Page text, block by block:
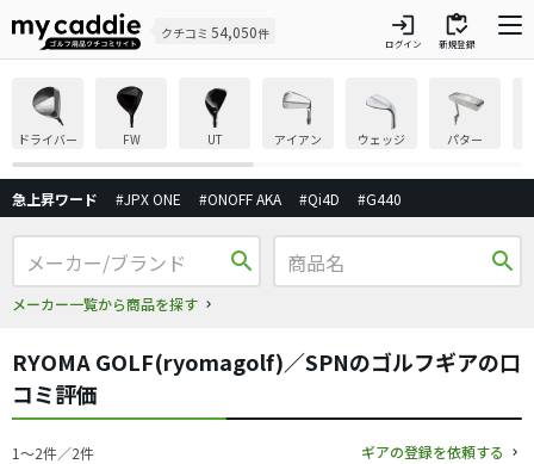
クチコミ 54,050件 login
ログイン
inventory
新規登録
ドライバー FW UT アイアン ウェッジ パター
急上昇ワード #JPX ONE #ONOFF AKA #Qi4D #G440
search
メーカー一覧から商品を探す
search
RYOMA GOLF(ryomagolf)／SPNのゴルフギアの口
コミ評価
1〜2件／2件 ギアの登録を依頼する